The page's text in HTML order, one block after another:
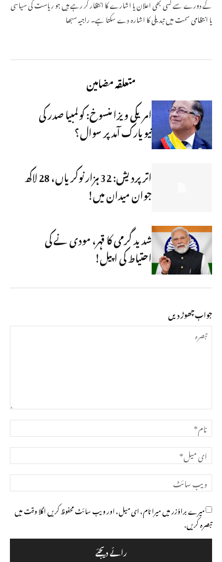
کے دورے سے کسی بھی اعلان یا اشارے کا انتظار کر رہے ہیں جو ریاست کی سیاسی
یا انتظامی سمت میں تبدیلی کا اشارہ دے سکتا ہے۔ راجیہ سبھا
متعلقہ مضامین
امریکی ویزا منسوخ: کولمبیا صدر کی
نیویارک آمد پر سوال؟
اتر پردیش: 32 ہزار نوکریاں، 28 لاکھ
جوان میدان میں!
شدید گرمی کا قہر، مودی نے کی
احتیاط کی اپیل!
جواب چھوڑ دیں
تبصرہ
نام*
ای
میل*
ویب
سائٹ
میرے براؤزر میں میرا نام، ای میل، اور ویب سائٹ محفوظ کریں اگلا وقت میں
تبصرہ کریں.